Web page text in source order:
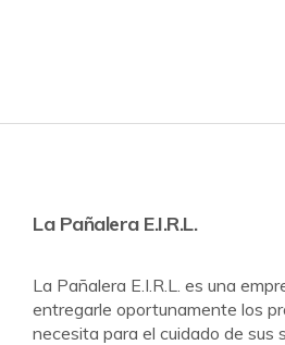
La Pañalera E.I.R.L.
La Pañalera E.I.R.L. es una
entregarle oportunamente los
necesita para el cuidado de sus